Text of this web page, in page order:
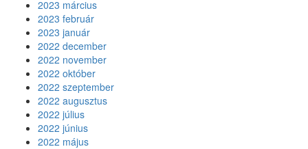
2023 március
2023 február
2023 január
2022 december
2022 november
2022 október
2022 szeptember
2022 augusztus
2022 július
2022 június
2022 május